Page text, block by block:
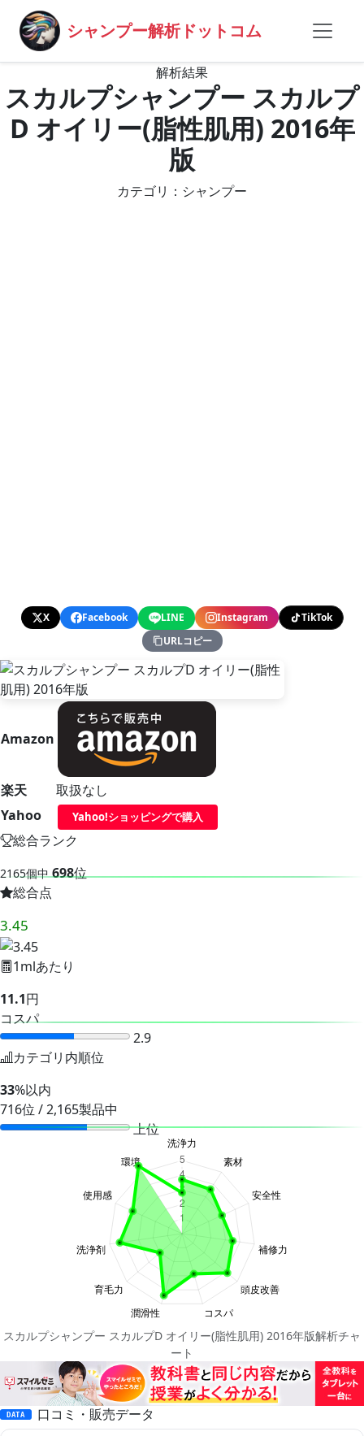
シャンプー解析ドットコム
解析結果
スカルプシャンプー スカルプ
D オイリー(脂性肌用) 2016年
版
カテゴリ：シャンプー
X Facebook LINE Instagram
TikTok
URLコピー
Amazon
楽天
取扱なし
Yahoo
Yahoo!ショッピングで購入
総合ランク
2165個中 698位
総合点
3.45
1mlあたり
11.1円
コスパ
2.9
カテゴリ内順位
33%以内
716位 / 2,165製品中
上位
スカルプシャンプー スカルプD オイリー(脂性肌用) 2016年版解析チャ
ート
DATA 口コミ・販売データ